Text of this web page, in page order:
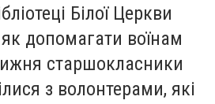
Білої Церкви
допомагати воїнам
старшокласники
з волонтерами, які